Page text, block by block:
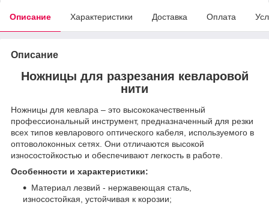
Описание Характеристики Доставка Оплата
Описание
Ножницы для разрезания кевларовой
нити
Ножницы для кевлара – это высококачественный
профессиональный инструмент, предназначенный для резки
всех типов кевларового оптического кабеля, используемого в
оптоволоконных сетях. Они отличаются высокой
износостойкостью и обеспечивают легкость в работе.
Особенности и характеристики:
Материал лезвий - нержавеющая сталь,
износостойкая, устойчивая к корозии;